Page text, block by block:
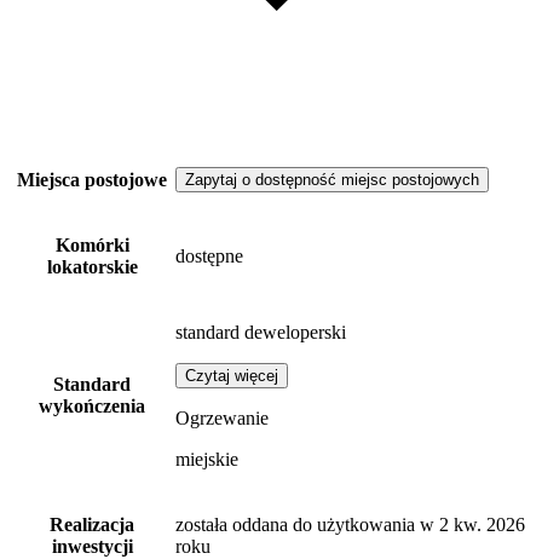
Miejsca postojowe Zapytaj o dostępność miejsc postojowych
Komórki
lokatorskie
dostępne
Standard
wykończenia
standard deweloperski
Czytaj więcej
Ogrzewanie
miejskie
Realizacja
inwestycji
została oddana do użytkowania w 2 kw. 2026
roku